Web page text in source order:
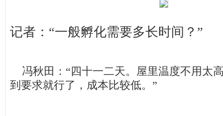
记者：“一般孵化需要多长时间？”
冯秋田：“四十一二天。屋里温度不用太
到要求就行了，成本比较低。”